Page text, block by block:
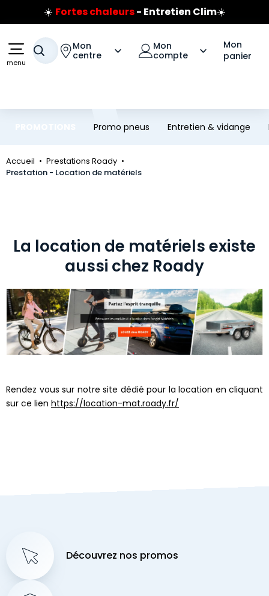
Aller au contenu principal
Aller à la navigation
☀️ Fortes chaleurs- Entretien Clim☀️
Prix coûtant pneus Bridgestone
🔥
Jusqu'à 120€ remboursés
sur les pneus Bridgestone
menu
Votre recherche
Mon
centre
Mon
compte
Mon
panier
Promo pneus Entretien & vidange
Accueil
Prestations Roady
Prestation - Location de matériels
La location de matériels existe
aussi chez Roady
Rendez vous sur notre site dédié pour la location en cliquant
sur ce lien https://location-mat.roady.fr/
Découvrez nos promos